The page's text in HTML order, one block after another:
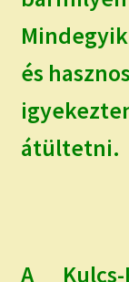
és
átültetni.
A